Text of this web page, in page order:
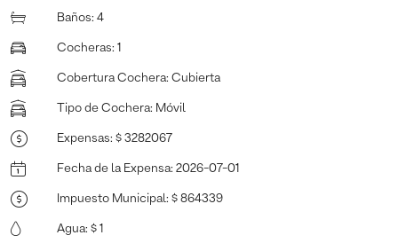
Baños: 4
Cocheras: 1
Cobertura Cochera: Cubierta
Tipo de Cochera: Móvil
Expensas: $ 3282067
Fecha de la Expensa: 2026-07-01
Impuesto Municipal : $ 864339
Agua: $ 1